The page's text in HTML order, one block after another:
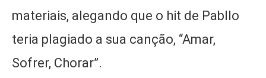
materiais, alegando que o hit de Pabllo
teria plagiado a sua canção, “Amar,
Sofrer, Chorar”.